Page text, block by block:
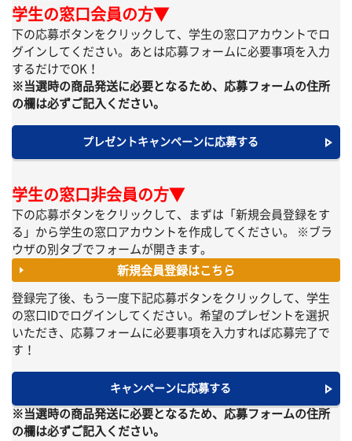
学生の窓口会員の方▼
下の応募ボタンをクリックして、学生の窓口アカウントでロ
グインしてください。あとは応募フォームに必要事項を入力
するだけでOK！
※当選時の商品発送に必要となるため、応募フォームの住所
の欄は必ずご記入ください。
プレゼントキャンペーンに応募する
学生の窓口非会員の方▼
下の応募ボタンをクリックして、まずは「新規会員登録をす
る」から学生の窓口アカウントを作成してください。 ※ブラ
ウザの別タブでフォームが開きます。
新規会員登録はこちら
登録完了後、もう一度下記応募ボタンをクリックして、学生
の窓口IDでログインしてください。希望のプレゼントを選択
いただき、応募フォームに必要事項を入力すれば応募完了で
す！
キャンペーンに応募する
※当選時の商品発送に必要となるため、応募フォームの住所
の欄は必ずご記入ください。